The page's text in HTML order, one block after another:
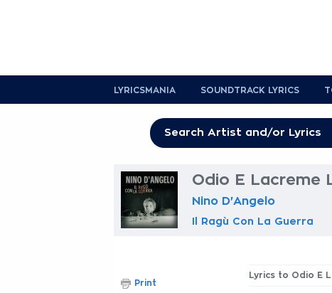
LYRICSMANIA SOUNDTRACK LYRICS
Odio E Lacreme
Nino D'Angelo
Il Ragù Con La Guerra
Lyrics to Odio E
Print